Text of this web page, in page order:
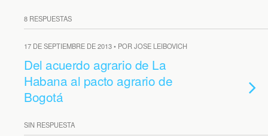
8 RESPUESTAS
17 DE SEPTIEMBRE DE 2013 • POR JOSE LEIBOVICH
Del acuerdo agrario de La
Habana al pacto agrario de
Bogotá
SIN RESPUESTA